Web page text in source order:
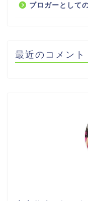
ブロガーとして
最近のコメント